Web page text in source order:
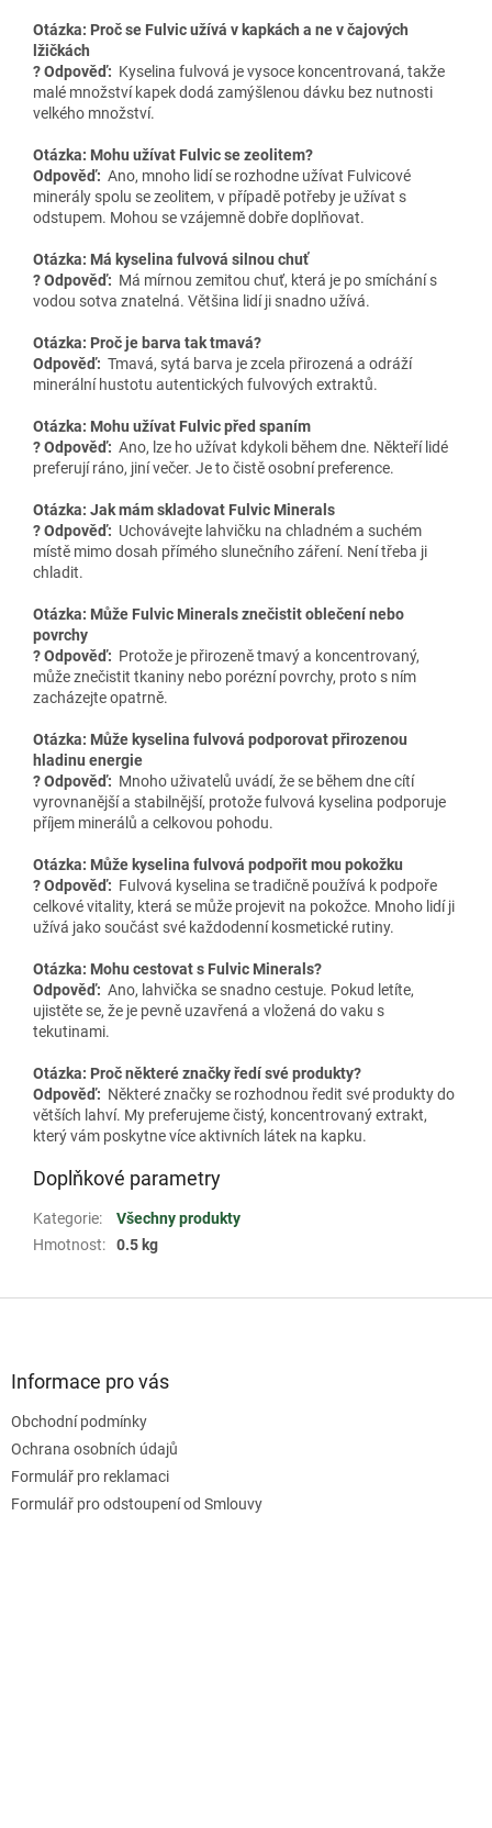
Otázka: Proč se Fulvic užívá v kapkách a ne v čajových
lžičkách
? Odpověď: Kyselina fulvová je vysoce koncentrovaná, takže
malé množství kapek dodá zamýšlenou dávku bez nutnosti
velkého množství.
Otázka: Mohu užívat Fulvic se zeolitem?
Odpověď: Ano, mnoho lidí se rozhodne užívat Fulvicové
minerály spolu se zeolitem, v případě potřeby je užívat s
odstupem. Mohou se vzájemně dobře doplňovat.
Otázka: Má kyselina fulvová silnou chuť
? Odpověď: Má mírnou zemitou chuť, která je po smíchání s
vodou sotva znatelná. Většina lidí ji snadno užívá.
Otázka: Proč je barva tak tmavá?
Odpověď: Tmavá, sytá barva je zcela přirozená a odráží
minerální hustotu autentických fulvových extraktů.
Otázka: Mohu užívat Fulvic před spaním
? Odpověď: Ano, lze ho užívat kdykoli během dne. Někteří lidé
preferují ráno, jiní večer. Je to čistě osobní preference.
Otázka: Jak mám skladovat Fulvic Minerals
? Odpověď: Uchovávejte lahvičku na chladném a suchém
místě mimo dosah přímého slunečního záření. Není třeba ji
chladit.
Otázka: Může Fulvic Minerals znečistit oblečení nebo
povrchy
? Odpověď: Protože je přirozeně tmavý a koncentrovaný,
může znečistit tkaniny nebo porézní povrchy, proto s ním
zacházejte opatrně.
Otázka: Může kyselina fulvová podporovat přirozenou
hladinu energie
? Odpověď: Mnoho uživatelů uvádí, že se během dne cítí
vyrovnanější a stabilnější, protože fulvová kyselina podporuje
příjem minerálů a celkovou pohodu.
Otázka: Může kyselina fulvová podpořit mou pokožku
? Odpověď: Fulvová kyselina se tradičně používá k podpoře
celkové vitality, která se může projevit na pokožce. Mnoho lidí ji
užívá jako součást své každodenní kosmetické rutiny.
Otázka: Mohu cestovat s Fulvic Minerals?
Odpověď: Ano, lahvička se snadno cestuje. Pokud letíte,
ujistěte se, že je pevně uzavřená a vložená do vaku s
tekutinami.
Otázka: Proč některé značky ředí své produkty?
Odpověď: Některé značky se rozhodnou ředit své produkty do
větších lahví. My preferujeme čistý, koncentrovaný extrakt,
který vám poskytne více aktivních látek na kapku.
Doplňkové parametry
Kategorie:
Všechny produkty
Hmotnost: 0.5 kg
Informace pro vás
Obchodní podmínky
Ochrana osobních údajů
Formulář pro reklamaci
Formulář pro odstoupení od Smlouvy